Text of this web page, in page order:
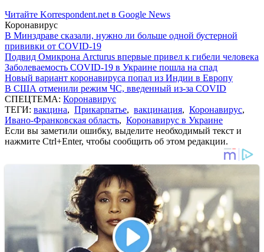
Читайте Korrespondent.net в Google News
Коронавирус
В Минздраве сказали, нужно ли больше одной бустерной
прививки от COVID-19
Подвид Омикрона Arcturus впервые привел к гибели человека
Заболеваемость COVID-19 в Украине пошла на спад
Новый вариант коронавируса попал из Индии в Европу
В США отменили режим ЧС, введенный из-за COVID
СПЕЦТЕМА: Коронавирус
ТЕГИ: вакцина, Прикарпатье, вакцинация, Коронавирус,
Ивано-Франковская область, Коронавирус в Украине
Если вы заметили ошибку, выделите необходимый текст и
нажмите Ctrl+Enter, чтобы сообщить об этом редакции.